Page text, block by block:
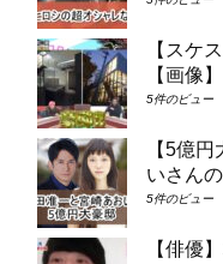
【スケ
【画像】
5件のビュー
【5億
いさん
5件のビュー
【俳優